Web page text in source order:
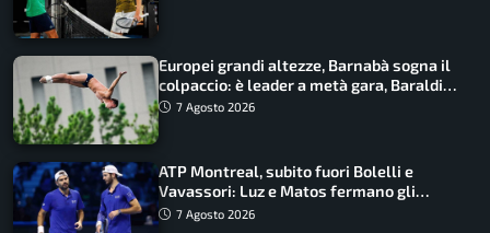
Europei grandi altezze, Barnabà sogna il
colpaccio: è leader a metà gara, Baraldi
ancora in corsa
7 Agosto 2026
ATP Montreal, subito fuori Bolelli e
Vavassori: Luz e Matos fermano gli
azzurri
7 Agosto 2026